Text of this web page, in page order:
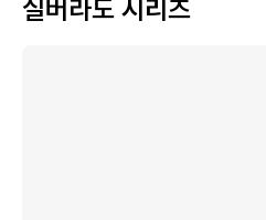
실버라도 시리즈